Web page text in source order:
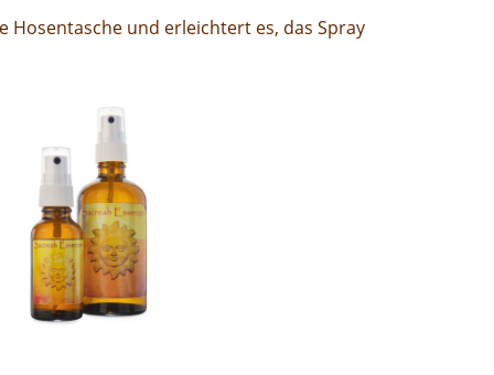
Hosentasche und erleichtert es, das Spray